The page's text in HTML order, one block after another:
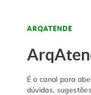
ARQATENDE
É o canal para
dúvidas,